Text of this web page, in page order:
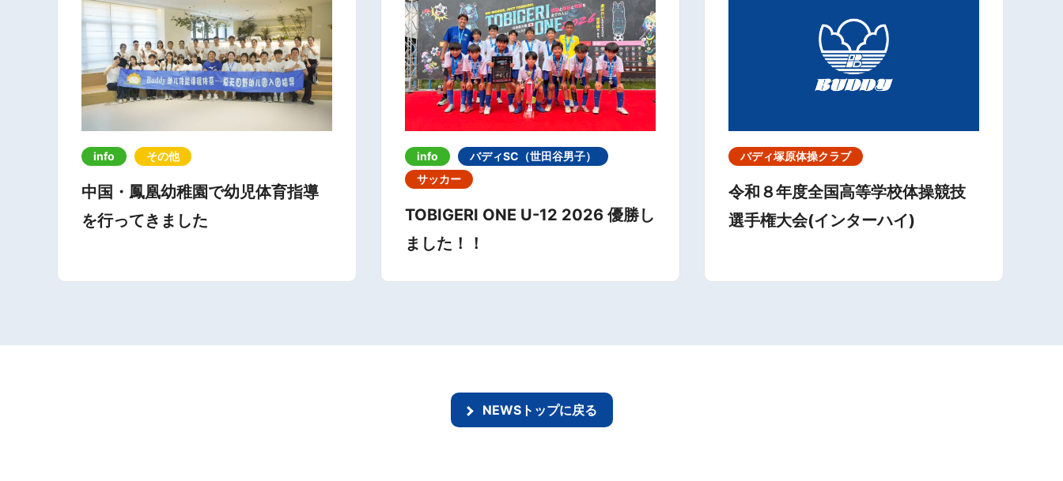
info その他
中国・鳳凰幼稚園で幼児体育指導
を行ってきました
info
バディSC（世田谷男子）
サッカー
TOBIGERI ONE U-12 2026 優勝し
ました！！
バディ塚原体操クラブ
令和８年度全国高等学校体操競技
選手権大会(インターハイ)
NEWSトップに戻る